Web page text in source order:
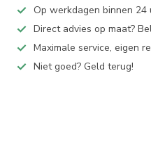
Op werkdagen binnen 24
Direct advies op maat?
Maximale service, eigen
Niet goed? Geld terug!